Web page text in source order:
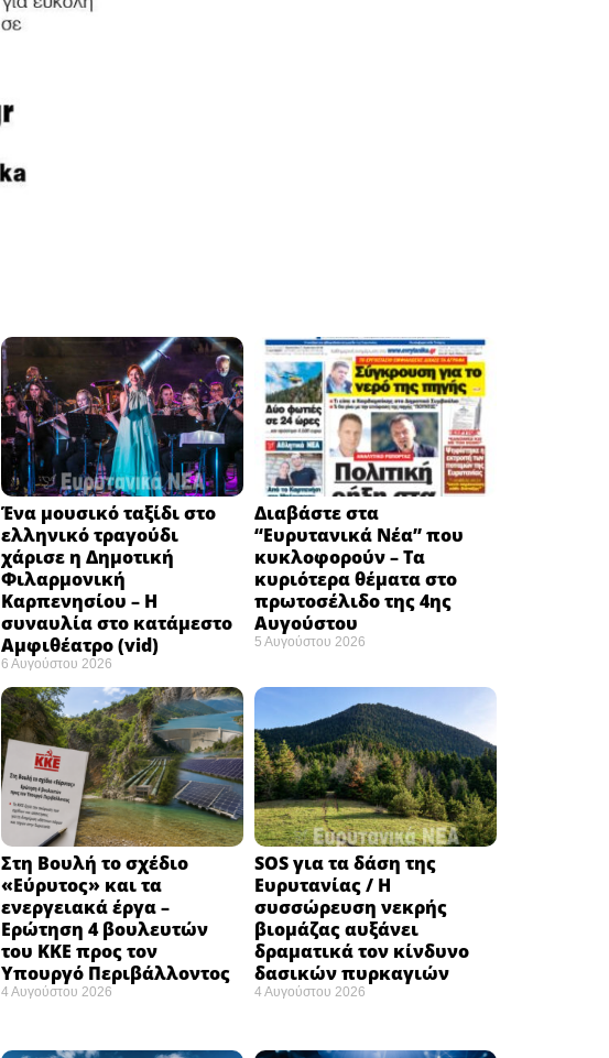
Ένα μουσικό ταξίδι στο
ελληνικό τραγούδι
χάρισε η Δημοτική
Φιλαρμονική
Καρπενησίου – Η
συναυλία στο κατάμεστο
Αμφιθέατρο (vid)
6 Αυγούστου 2026
Διαβάστε στα
“Ευρυτανικά Νέα” που
κυκλοφορούν – Τα
κυριότερα θέματα στο
πρωτοσέλιδο της 4ης
Αυγούστου
5 Αυγούστου 2026
Στη Βουλή το σχέδιο
«Εύρυτος» και τα
ενεργειακά έργα –
Ερώτηση 4 βουλευτών
του ΚΚΕ προς τον
Υπουργό Περιβάλλοντος
4 Αυγούστου 2026
SOS για τα δάση της
Ευρυτανίας / Η
συσσώρευση νεκρής
βιομάζας αυξάνει
δραματικά τον κίνδυνο
δασικών πυρκαγιών
4 Αυγούστου 2026